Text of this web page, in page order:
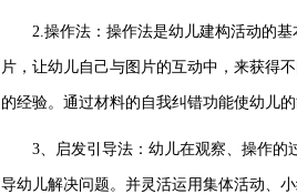
2.操作法：操作法是幼儿建构活动的基
片，让幼儿自己与图片的互动中，来获得
的经验。通过材料的自我纠错功能使幼儿的
3、启发引导法：幼儿在观察、操作的过
导幼儿解决问题。并灵活运用集体活动、